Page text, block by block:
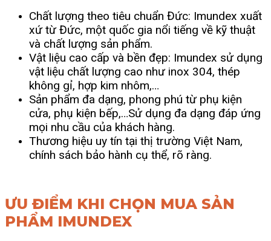
Chất lượng theo tiêu chuẩn Đức: Imundex xuất
xứ từ Đức, một quốc gia nổi tiếng về kỹ thuật
và chất lượng sản phẩm.
Vật liệu cao cấp và bền đẹp: Imundex sử dụng
vật liệu chất lượng cao như inox 304, thép
không gỉ, hợp kim nhôm,…
Sản phẩm đa dạng, phong phú từ phụ kiện
cửa, phụ kiện bếp,…Sử dụng đa dạng đáp ứng
mọi nhu cầu của khách hàng.
Thương hiệu uy tín tại thị trường Việt Nam,
chính sách bảo hành cụ thể, rõ ràng.
ƯU ĐIỂM KHI CHỌN MUA SẢN
PHẨM IMUNDEX